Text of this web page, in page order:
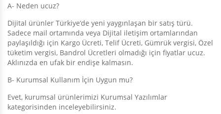
A- Neden ucuz?
Dijital ürünler Türkiye’de yeni yaygınlaşan bir satış türü.
Sadece mail ortamında veya Dijital iletişim ortamlarından
paylaşıldığı için Kargo Ücreti, Telif Ücreti, Gümrük vergisi, Özel
tüketim vergisi, Bandrol Ücretleri olmadığı için fiyatlar ucuz.
Aklınızda en ufak bir endişe kalmasın.
B- Kurumsal Kullanım İçin Uygun mu?
Evet, kurumsal ürünlerimizi Kurumsal Yazılımlar
kategorisinden inceleyebilirsiniz.